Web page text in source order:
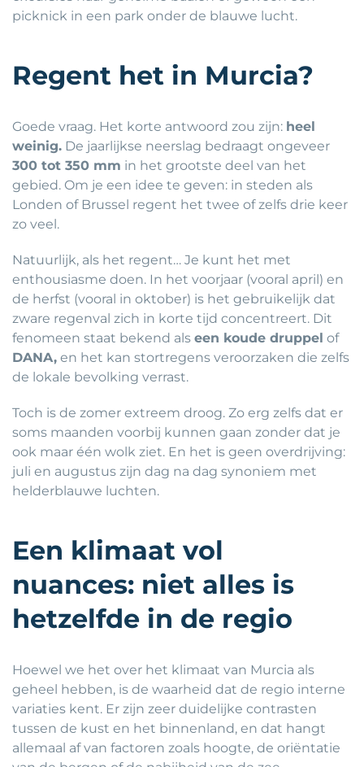
picknick in een park onder de blauwe lucht.
Regent het in Murcia?
Goede vraag. Het korte antwoord zou zijn: heel
weinig. De jaarlijkse neerslag bedraagt ongeveer
300 tot 350 mm in het grootste deel van het
gebied. Om je een idee te geven: in steden als
Londen of Brussel regent het twee of zelfs drie keer
zo veel.
Natuurlijk, als het regent… Je kunt het met
enthousiasme doen. In het voorjaar (vooral april) en
de herfst (vooral in oktober) is het gebruikelijk dat
zware regenval zich in korte tijd concentreert. Dit
fenomeen staat bekend als een koude druppel of
DANA, en het kan stortregens veroorzaken die zelfs
de lokale bevolking verrast.
Toch is de zomer extreem droog. Zo erg zelfs dat er
soms maanden voorbij kunnen gaan zonder dat je
ook maar één wolk ziet. En het is geen overdrijving:
juli en augustus zijn dag na dag synoniem met
helderblauwe luchten.
Een klimaat vol
nuances: niet alles is
hetzelfde in de regio
Hoewel we het over het klimaat van Murcia als
geheel hebben, is de waarheid dat de regio interne
variaties kent. Er zijn zeer duidelijke contrasten
tussen de kust en het binnenland, en dat hangt
allemaal af van factoren zoals hoogte, de oriëntatie